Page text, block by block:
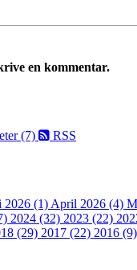
en kommentar.
(7) RSS
2026 (1) April 2026 (4)
2024 (32) 2023 (22)
(29) 2017 (22) 2016 (9)